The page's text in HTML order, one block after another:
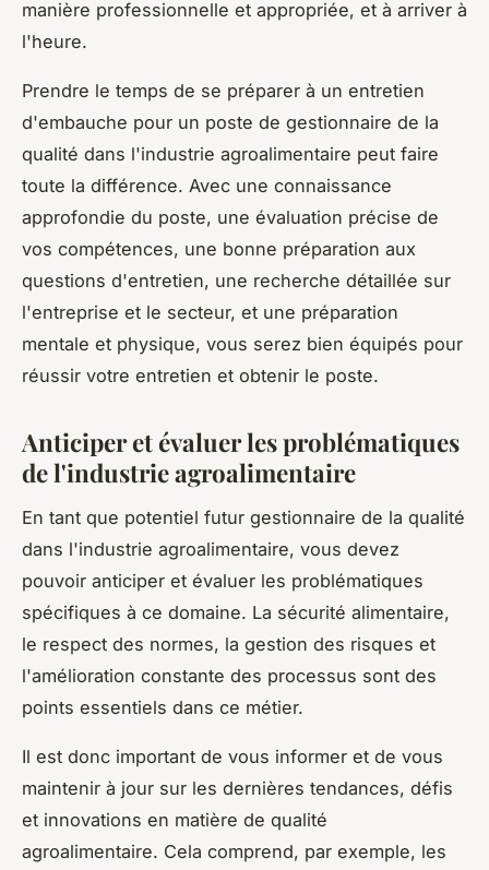
manière professionnelle et appropriée, et à arriver à
l'heure.
Prendre le temps de se préparer à un entretien
d'embauche pour un poste de gestionnaire de la
qualité dans l'industrie agroalimentaire peut faire
toute la différence. Avec une connaissance
approfondie du poste, une évaluation précise de
vos compétences, une bonne préparation aux
questions d'entretien, une recherche détaillée sur
l'entreprise et le secteur, et une préparation
mentale et physique, vous serez bien équipés pour
réussir votre entretien et obtenir le poste.
Anticiper et évaluer les problématiques
de l'industrie agroalimentaire
En tant que potentiel futur gestionnaire de la qualité
dans l'industrie agroalimentaire, vous devez
pouvoir anticiper et évaluer les problématiques
spécifiques à ce domaine. La sécurité alimentaire,
le respect des normes, la gestion des risques et
l'amélioration constante des processus sont des
points essentiels dans ce métier.
Il est donc important de vous informer et de vous
maintenir à jour sur les dernières tendances, défis
et innovations en matière de qualité
agroalimentaire. Cela comprend, par exemple, les